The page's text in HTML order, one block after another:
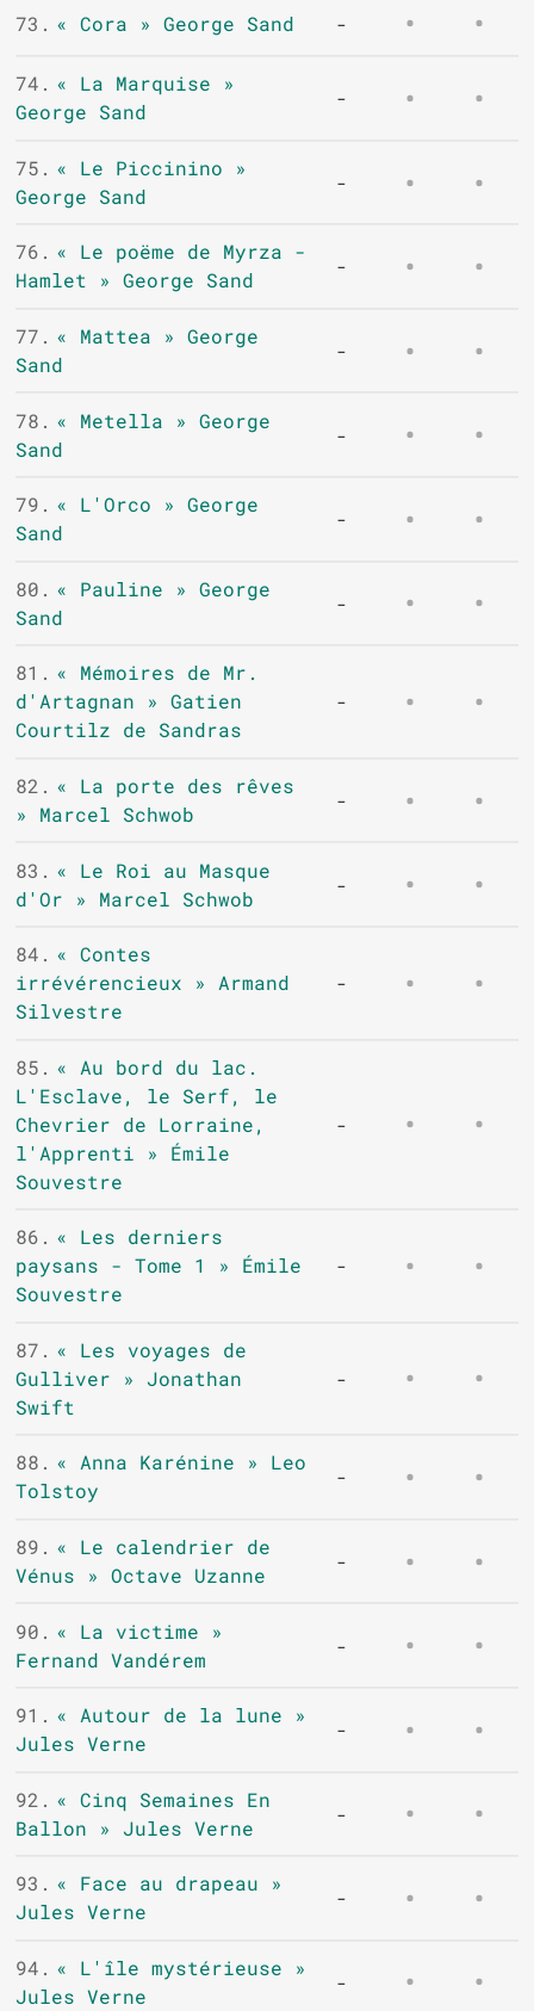
73. « Cora » George Sand -
74. « La Marquise »
George Sand
-
75. « Le Piccinino »
George Sand
-
76. « Le poëme de Myrza -
Hamlet » George Sand
-
77. « Mattea » George
Sand
-
78. « Metella » George
Sand
-
79. « L'Orco » George
Sand
-
80. « Pauline » George
Sand
-
81. « Mémoires de Mr.
d'Artagnan » Gatien
Courtilz de Sandras
-
82. « La porte des rêves
» Marcel Schwob
-
83. « Le Roi au Masque
d'Or » Marcel Schwob
-
84. « Contes
irrévérencieux » Armand
Silvestre
-
85. « Au bord du lac.
L'Esclave, le Serf, le
Chevrier de Lorraine,
l'Apprenti » Émile
Souvestre
-
86. « Les derniers
paysans - Tome 1 » Émile
Souvestre
-
87. « Les voyages de
Gulliver » Jonathan
Swift
-
88. « Anna Karénine » Leo
Tolstoy
-
89. « Le calendrier de
Vénus » Octave Uzanne
-
90. « La victime »
Fernand Vandérem
-
91. « Autour de la lune »
Jules Verne
-
92. « Cinq Semaines En
Ballon » Jules Verne
-
93. « Face au drapeau »
Jules Verne
-
94. « L'île mystérieuse »
Jules Verne
-